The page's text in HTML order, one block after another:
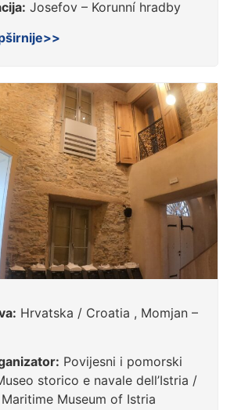
Josefov – Korunní hradby
Hrvatska / Croatia , Momjan –
Povijesni i pomorski
storico e navale dell’Istria /
Museum of Istria